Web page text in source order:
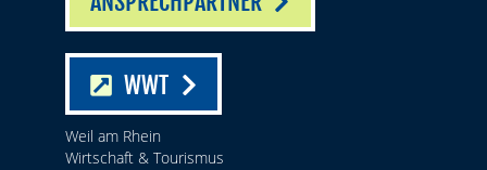
WWT
Weil am Rhein
Wirtschaft & Tourismus